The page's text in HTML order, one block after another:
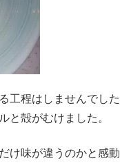
工程はしませんでした
と殻がむけました。
け味が違うのかと感動